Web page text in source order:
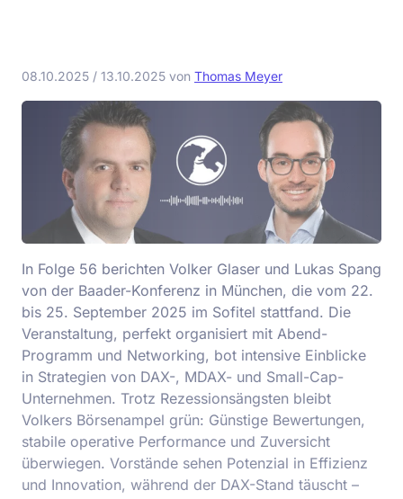
08.10.2025 / 13.10.2025 von Thomas Meyer
In Folge 56 berichten Volker Glaser und Lukas Spang
von der Baader-Konferenz in München, die vom 22.
bis 25. September 2025 im Sofitel stattfand. Die
Veranstaltung, perfekt organisiert mit Abend-
Programm und Networking, bot intensive Einblicke
in Strategien von DAX-, MDAX- und Small-Cap-
Unternehmen. Trotz Rezessionsängsten bleibt
Volkers Börsenampel grün: Günstige Bewertungen,
stabile operative Performance und Zuversicht
überwiegen. Vorstände sehen Potenzial in Effizienz
und Innovation, während der DAX-Stand täuscht –